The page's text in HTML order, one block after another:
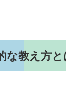
な教え方と